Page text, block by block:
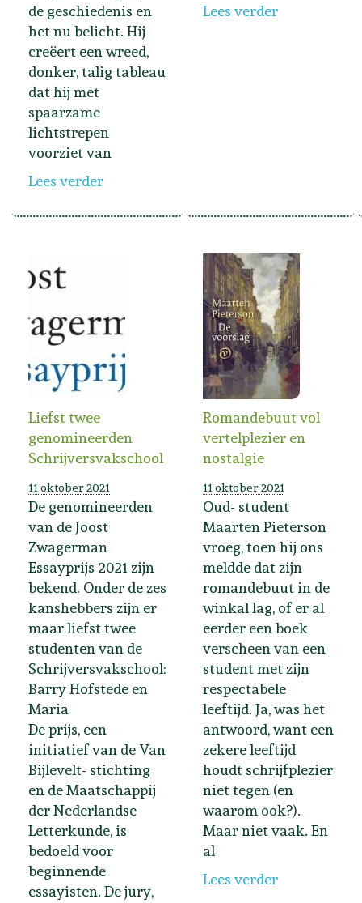
de geschiedenis en
het nu belicht. Hij
creëert een wreed,
donker, talig tableau
dat hij met
spaarzame
lichtstrepen
voorziet van
Lees verder
Lees verder
Liefst twee
genomineerden
Schrijversvakschool
11 oktober 2021
De genomineerden
van de Joost
Zwagerman
Essayprijs 2021 zijn
bekend. Onder de zes
kanshebbers zijn er
maar liefst twee
studenten van de
Schrijversvakschool:
Barry Hofstede en
Maria
De prijs, een
initiatief van de Van
Bijlevelt- stichting
en de Maatschappij
der Nederlandse
Letterkunde, is
bedoeld voor
beginnende
essayisten. De jury,
Romandebuut vol
vertelplezier en
nostalgie
11 oktober 2021
Oud- student
Maarten Pieterson
vroeg, toen hij ons
meldde dat zijn
romandebuut in de
winkal lag, of er al
eerder een boek
verscheen van een
student met zijn
respectabele
leeftijd. Ja, was het
antwoord, want een
zekere leeftijd
houdt schrijfplezier
niet tegen (en
waarom ook?).
Maar niet vaak. En
al
Lees verder